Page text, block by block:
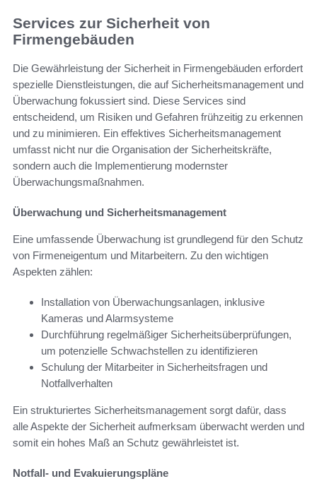
Services zur Sicherheit von
Firmengebäuden
Die Gewährleistung der Sicherheit in Firmengebäuden erfordert
spezielle Dienstleistungen, die auf Sicherheitsmanagement und
Überwachung fokussiert sind. Diese Services sind
entscheidend, um Risiken und Gefahren frühzeitig zu erkennen
und zu minimieren. Ein effektives Sicherheitsmanagement
umfasst nicht nur die Organisation der Sicherheitskräfte,
sondern auch die Implementierung modernster
Überwachungsmaßnahmen.
Überwachung und Sicherheitsmanagement
Eine umfassende Überwachung ist grundlegend für den Schutz
von Firmeneigentum und Mitarbeitern. Zu den wichtigen
Aspekten zählen:
Installation von Überwachungsanlagen, inklusive
Kameras und Alarmsysteme
Durchführung regelmäßiger Sicherheitsüberprüfungen,
um potenzielle Schwachstellen zu identifizieren
Schulung der Mitarbeiter in Sicherheitsfragen und
Notfallverhalten
Ein strukturiertes Sicherheitsmanagement sorgt dafür, dass
alle Aspekte der Sicherheit aufmerksam überwacht werden und
somit ein hohes Maß an Schutz gewährleistet ist.
Notfall- und Evakuierungspläne